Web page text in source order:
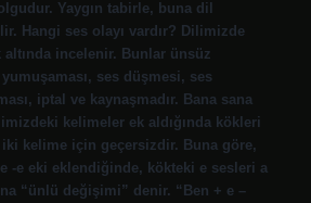
Yaygın tabirle, buna dil
Hangi ses olayı vardır? Dilimizde
altında incelenir. Bunlar ünsüz
ses düşmesi, ses
iptal ve kaynaşmadır. Bana sana
kelimeler ek aldığında kökleri
kelime için geçersizdir. Buna göre,
-e eki eklendiğinde, kökteki e sesleri a
“ünlü değişimi” denir. “Ben + e –